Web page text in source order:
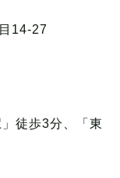
14-27
徒歩3分、「東